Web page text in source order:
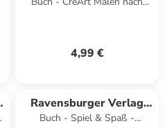
GmbH
4,99 €
Ravensburger Verlag
GmbH
Buch - Spiel & Spaß -